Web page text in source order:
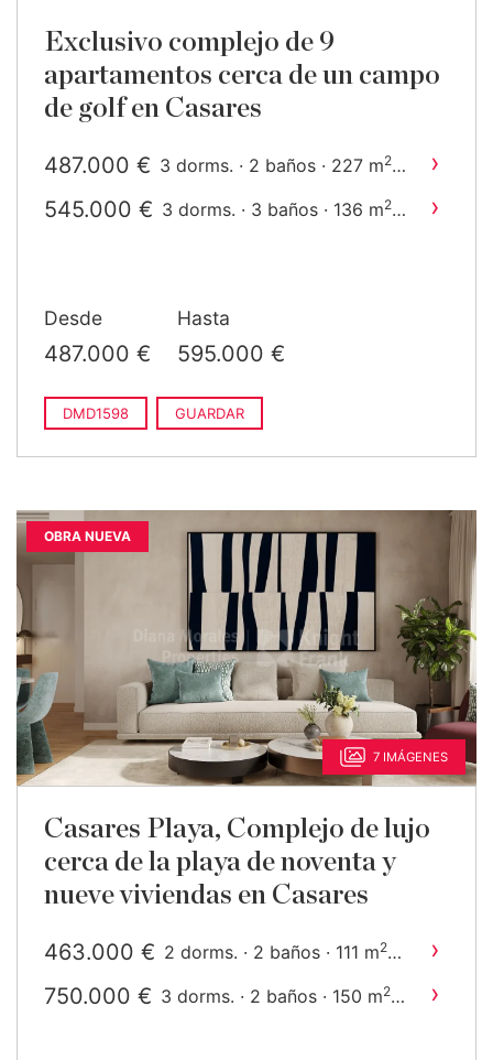
Exclusivo complejo de 9
apartamentos cerca de un campo
de golf en Casares
487.000 € 3 dorms. · 2 baños · 227 m2 ›
545.000 € 3 dorms. · 3 baños · 136 m2 ›
Desde
487.000 €
Hasta
595.000 €
DMD1598 GUARDAR
OBRA NUEVA
7 IMÁGENES
Casares Playa, Complejo de lujo
cerca de la playa de noventa y
nueve viviendas en Casares
463.000 € 2 dorms. · 2 baños · 111 m2 ›
750.000 € 3 dorms. · 2 baños · 150 m2 ›